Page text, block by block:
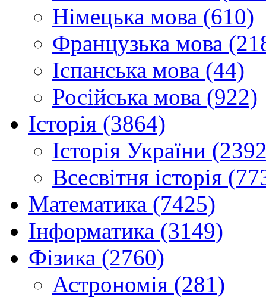
Німецька мова (610)
Французька мова
Іспанська мова (44)
Російська мова (922)
Історія (3864)
Історія України
Всесвітня історія
Математика (7425)
Інформатика (3149)
Фізика (2760)
Астрономія (281)